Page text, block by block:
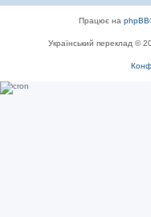
Працює на phpBB
Український переклад ©